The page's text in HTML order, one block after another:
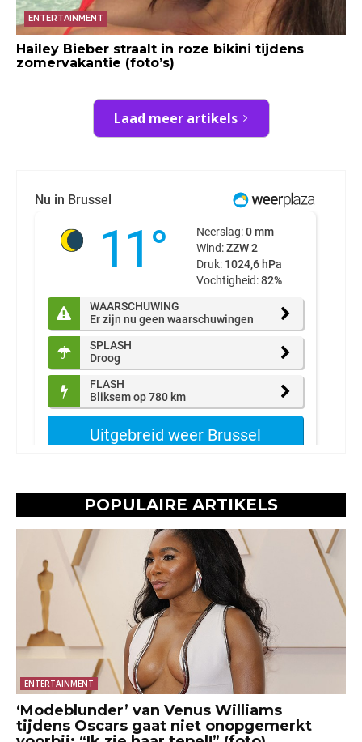
ENTERTAINMENT
Hailey Bieber straalt in roze bikini tijdens
zomervakantie (foto’s)
Laad meer artikels
POPULAIRE ARTIKELS
ENTERTAINMENT
‘Modeblunder’ van Venus Williams
tijdens Oscars gaat niet onopgemerkt